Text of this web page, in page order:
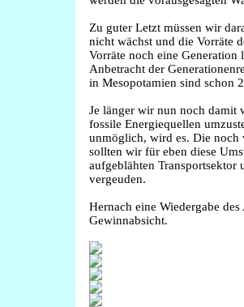
Zu guter Letzt müssen wir
nicht wächst und die Vorräte
Vorräte noch eine Generation
Anbetracht der
in Mesopotamien sind schon
Je länger wir nun noch damit
fossile Energiequellen
unmöglich, wird es. Die noch
sollten wir für eben diese
aufgeblähten Transportsektor
vergeuden.
Hernach eine Wiedergabe
Gewinnabsicht.